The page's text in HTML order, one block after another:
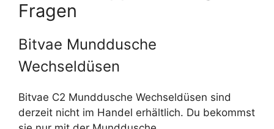
Fragen
Bitvae Munddusche
Wechseldüsen
Bitvae C2 Munddusche Wechseldüsen sind
derzeit nicht im Handel erhältlich. Du bekommst